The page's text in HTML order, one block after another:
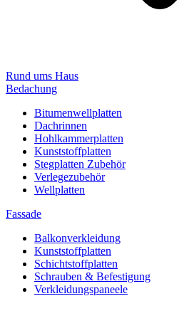
Rund ums Haus
Bedachung
Bitumenwellplatten
Dachrinnen
Hohlkammerplatten
Kunststoffplatten
Stegplatten Zubehör
Verlegezubehör
Wellplatten
Fassade
Balkonverkleidung
Kunststoffplatten
Schichtstoffplatten
Schrauben & Befestigung
Verkleidungspaneele